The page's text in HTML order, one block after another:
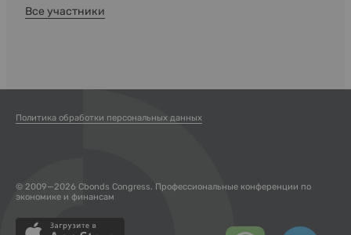
Все участники
Политика обработки персональных данных
© 2009—2026 Cbonds Congress. Профессиональные конференции по
экономике и финансам